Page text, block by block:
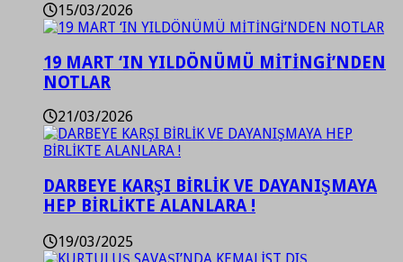
15/03/2026
19 MART ‘IN YILDÖNÜMÜ MİTİNGİ’NDEN
NOTLAR
21/03/2026
DARBEYE KARŞI BİRLİK VE DAYANIŞMAYA
HEP BİRLİKTE ALANLARA !
19/03/2025